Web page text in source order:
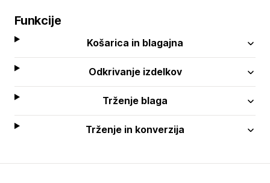
Funkcije
Košarica in blagajna
Odkrivanje izdelkov
Trženje blaga
Trženje in konverzija